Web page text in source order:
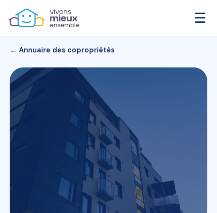
☰
← Annuaire des copropriétés